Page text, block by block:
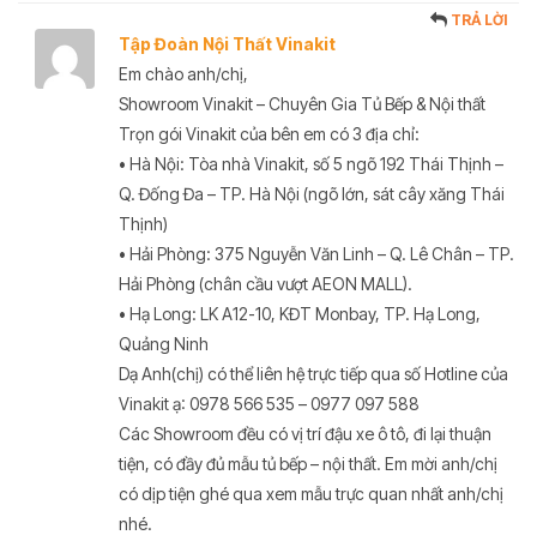
Tập Đoàn Nội Thất Vinakit
TRẢ LỜI
Em chào anh/chị,
Showroom Vinakit – Chuyên Gia Tủ Bếp & Nội thất
Trọn gói Vinakit của bên em có 3 địa chỉ:
• Hà Nội: Tòa nhà Vinakit, số 5 ngõ 192 Thái Thịnh –
Q. Đống Đa – TP. Hà Nội (ngõ lớn, sát cây xăng Thái
Thịnh)
• Hải Phòng: 375 Nguyễn Văn Linh – Q. Lê Chân – TP.
Hải Phòng (chân cầu vượt AEON MALL).
• Hạ Long: LK A12-10, KĐT Monbay, TP. Hạ Long,
Quảng Ninh
Dạ Anh(chị) có thể liên hệ trực tiếp qua số Hotline của
Vinakit ạ: 0978 566 535 – 0977 097 588
Các Showroom đều có vị trí đậu xe ô tô, đi lại thuận
tiện, có đầy đủ mẫu tủ bếp – nội thất. Em mời anh/chị
có dịp tiện ghé qua xem mẫu trực quan nhất anh/chị
nhé.